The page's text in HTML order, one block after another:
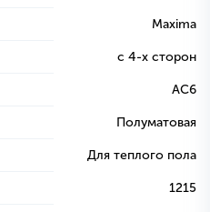
Maxima
с 4-х сторон
AC6
Полуматовая
Для теплого пола
1215